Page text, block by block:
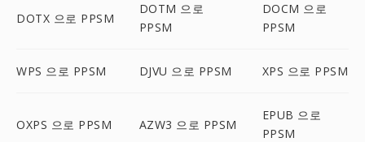
DOTX 으로 PPSM
DOTM 으로
PPSM
DOCM 으로
PPSM
WPS 으로 PPSM DJVU 으로 PPSM XPS 으로 PPSM
OXPS 으로 PPSM AZW3 으로 PPSM
EPUB 으로
PPSM